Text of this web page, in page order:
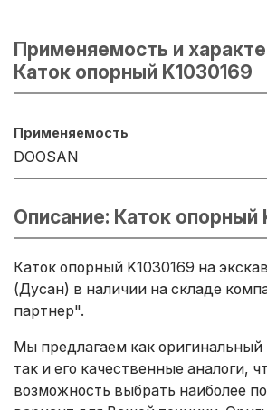
Применяемость и
Каток опорный K1030169
Применяемость
DOOSAN
Описание: Каток опорный
Каток опорный K1030169 на
(Дусан) в наличии на складе
партнер".
Мы предлагаем как оригинальный
так и его качественные аналоги,
возможность выбрать наиболее